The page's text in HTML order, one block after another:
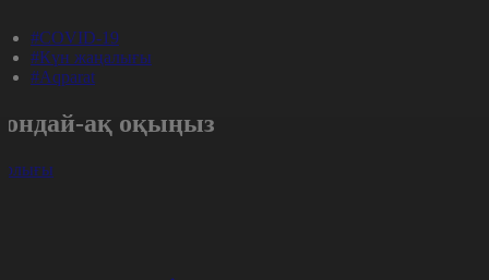
#COVID-19
#Күн жаңалығы
#Aqparat
ақ оқыңыз